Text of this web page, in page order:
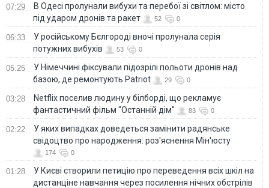
07:29
В Одесі пролунали вибухи та перебої зі світлом: місто
під ударом дронів та ракет
52 0
06:33
У російському Бєлгороді вночі пролунала серія
потужних вибухів
53 0
05:25
У Німеччині фіксували підозрілі польоти дронів над
базою, де ремонтують Patriot
29 0
03:28
Netflix поселив людину у білборді, що рекламує
фантастичний фільм "Останній дім"
83 0
02:22
У яких випадках доведеться замінити радянське
свідоцтво про народження: роз'яснення Мін'юсту
174 0
01:28
У Києві створили петицію про переведення всіх шкіл на
дистанціне навчання через посилення нічних обстрілів